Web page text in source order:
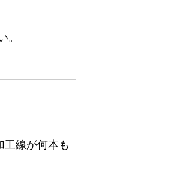
。
工線が何本も